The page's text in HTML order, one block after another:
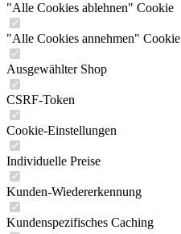
"Alle Cookies ablehnen" Cookie
"Alle Cookies annehmen" Cookie
Ausgewählter Shop
CSRF-Token
Cookie-Einstellungen
Individuelle Preise
Kunden-Wiedererkennung
Kundenspezifisches Caching